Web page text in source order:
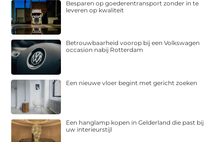
Besparen op goederentransport zonder in te
leveren op kwaliteit
Betrouwbaarheid voorop bij een Volkswagen
occasion nabij Rotterdam
Een nieuwe vloer begint met gericht zoeken
Een hanglamp kopen in Gelderland die past bij
uw interieurstijl